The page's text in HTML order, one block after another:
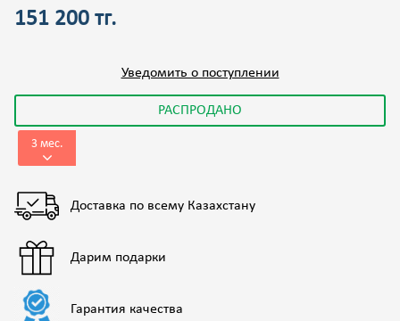
151 200 тг.
Уведомить о поступлении
РАСПРОДАНО
3 мес.
Доставка по всему Казахстану
Дарим подарки
Гарантия качества